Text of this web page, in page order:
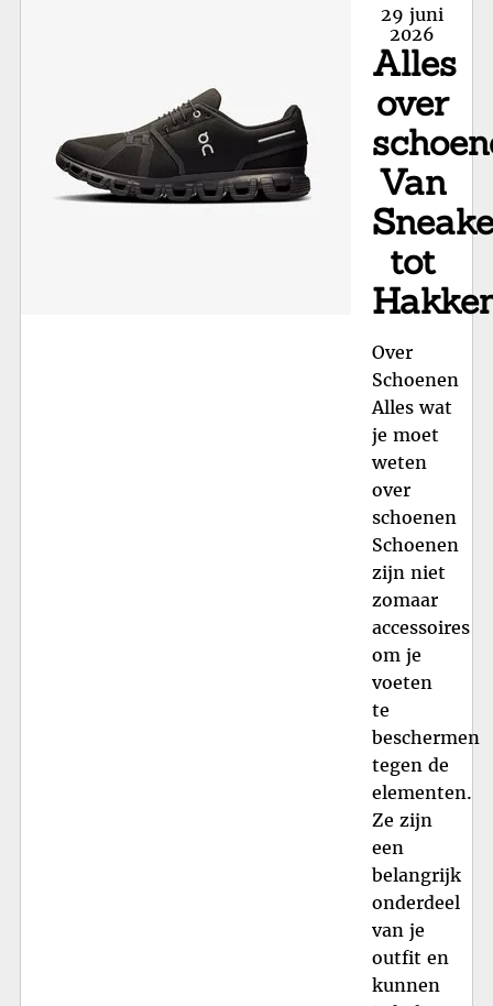
Posted
on
29 juni
2026
Alles
over
Van
tot
Over
Schoenen
Alles wat
je moet
weten
over
schoenen
Schoenen
zijn niet
zomaar
accessoires
om je
voeten
te
beschermen
tegen de
elementen.
Ze zijn
een
belangrijk
onderdeel
van je
outfit en
kunnen